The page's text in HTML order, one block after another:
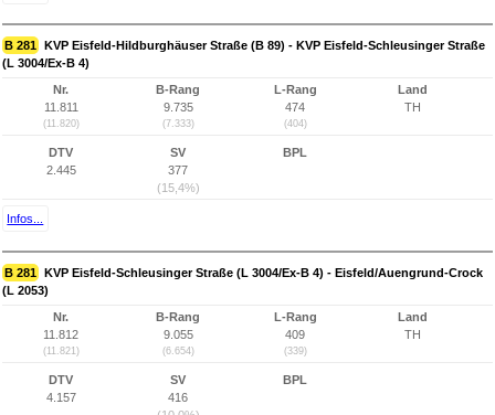
B 281 KVP Eisfeld-Hildburghäuser Straße (B 89) - KVP Eisfeld-Schleusinger Straße
(L 3004/Ex-B 4)
Nr.
11.811
(11.820)
B-Rang
9.735
(7.333)
L-Rang
474
(404)
Land
TH
DTV
2.445
SV
377
(15,4%)
BPL
Infos...
B 281 KVP Eisfeld-Schleusinger Straße (L 3004/Ex-B 4) - Eisfeld/Auengrund-Crock
(L 2053)
Nr.
11.812
(11.821)
B-Rang
9.055
(6.654)
L-Rang
409
(339)
Land
TH
DTV
4.157
SV
416
BPL